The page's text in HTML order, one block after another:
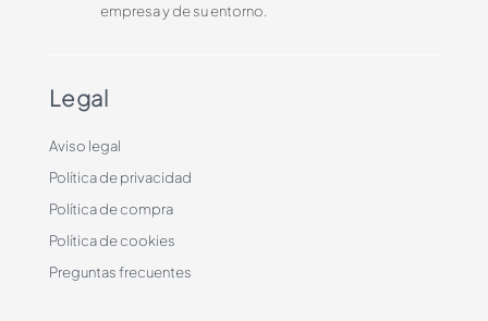
empresa y de su entorno.
Legal
Aviso legal
Política de privacidad
Política de compra
Política de cookies
Preguntas frecuentes